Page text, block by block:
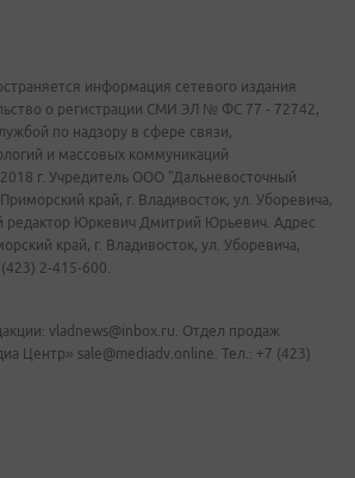
информация сетевого издания
о регистрации СМИ ЭЛ № ФС 77 - 72742,
по надзору в сфере связи,
и массовых коммуникаций
г. Учредитель ООО "Дальневосточный
край, г. Владивосток, ул. Уборевича,
редактор Юркевич Дмитрий Юрьевич. Адрес
край, г. Владивосток, ул. Уборевича,
2-415-600.
vladnews@inbox.ru. Отдел продаж
Центр» sale@mediadv.online. Тел.: +7 (423)